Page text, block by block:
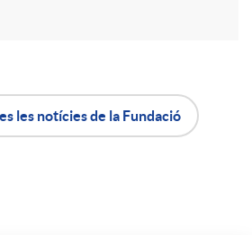
les notícies de la Fundació